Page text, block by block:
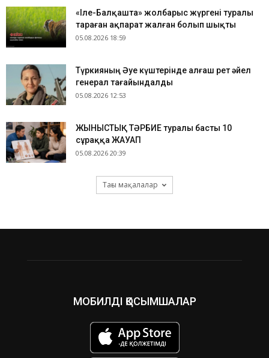
«Іле-Балқашта» жолбарыс жүргені туралы
тараған ақпарат жалған болып шықты
05.08.2026 18:59
Түркияның Әуе күштерінде алғаш рет әйел
генерал тағайындалды
05.08.2026 12:53
ЖЫНЫСТЫҚ ТӘРБИЕ туралы басты 10
сұраққа ЖАУАП
05.08.2026 20:39
Тағы мақалалар
МОБИЛДІ ҚОСЫМШАЛАР